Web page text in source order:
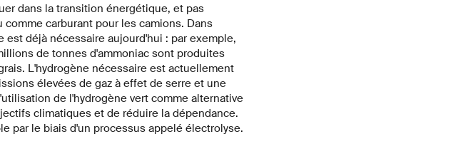
dans la transition énergétique, et pas
carburant pour les camions. Dans
déjà nécessaire aujourd'hui : par exemple,
de tonnes d'ammoniac sont produites
L'hydrogène nécessaire est actuellement
élevées de gaz à effet de serre et une
de l'hydrogène vert comme alternative
climatiques et de réduire la dépendance.
par le biais d'un processus appelé électrolyse.